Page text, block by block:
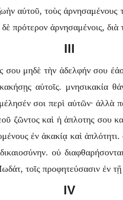
αὐτοῦ, τοὺς
πρότερον ἀρνησαμένοις,
III
σου μηδὲ τὴν ἀδελφήν σου
αὐτοῖς. μνησικακία
σοι περὶ αὐτῶν· ἀλλὰ
ζῶντος καὶ ἡ ἁπλοτης σου
ἐν ἀκακίᾳ καὶ
οὐ
τοῖς προφητεύσασιν ἐν
IV